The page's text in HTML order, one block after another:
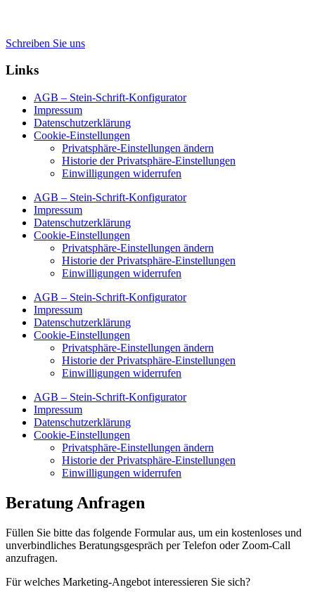
Schreiben Sie uns
Links
AGB – Stein-Schrift-Konfigurator
Impressum
Datenschutzerklärung
Cookie-Einstellungen
Privatsphäre-Einstellungen ändern
Historie der Privatsphäre-Einstellungen
Einwilligungen widerrufen
AGB – Stein-Schrift-Konfigurator
Impressum
Datenschutzerklärung
Cookie-Einstellungen
Privatsphäre-Einstellungen ändern
Historie der Privatsphäre-Einstellungen
Einwilligungen widerrufen
AGB – Stein-Schrift-Konfigurator
Impressum
Datenschutzerklärung
Cookie-Einstellungen
Privatsphäre-Einstellungen ändern
Historie der Privatsphäre-Einstellungen
Einwilligungen widerrufen
AGB – Stein-Schrift-Konfigurator
Impressum
Datenschutzerklärung
Cookie-Einstellungen
Privatsphäre-Einstellungen ändern
Historie der Privatsphäre-Einstellungen
Einwilligungen widerrufen
Beratung Anfragen
Füllen Sie bitte das folgende Formular aus, um ein kostenloses und
unverbindliches Beratungsgespräch per Telefon oder Zoom-Call
anzufragen.
Für welches Marketing-Angebot interessieren Sie sich?